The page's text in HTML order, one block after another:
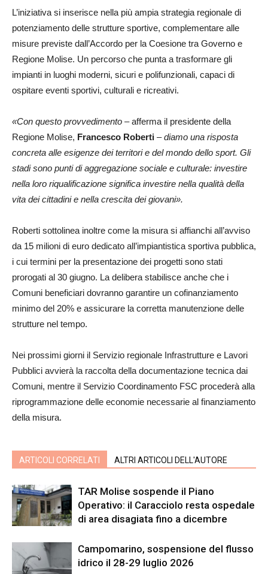
L’iniziativa si inserisce nella più ampia strategia regionale di
potenziamento delle strutture sportive, complementare alle
misure previste dall’Accordo per la Coesione tra Governo e
Regione Molise. Un percorso che punta a trasformare gli
impianti in luoghi moderni, sicuri e polifunzionali, capaci di
ospitare eventi sportivi, culturali e ricreativi.
«Con questo provvedimento –afferma il presidente della
Regione Molise, Francesco Roberti – diamo una risposta
concreta alle esigenze dei territori e del mondo dello sport. Gli
stadi sono punti di aggregazione sociale e culturale: investire
nella loro riqualificazione significa investire nella qualità della
vita dei cittadini e nella crescita dei giovani».
Roberti sottolinea inoltre come la misura si affianchi all’avviso
da 15 milioni di euro dedicato all’impiantistica sportiva pubblica,
i cui termini per la presentazione dei progetti sono stati
prorogati al 30 giugno. La delibera stabilisce anche che i
Comuni beneficiari dovranno garantire un cofinanziamento
minimo del 20% e assicurare la corretta manutenzione delle
strutture nel tempo.
Nei prossimi giorni il Servizio regionale Infrastrutture e Lavori
Pubblici avvierà la raccolta della documentazione tecnica dai
Comuni, mentre il Servizio Coordinamento FSC procederà alla
riprogrammazione delle economie necessarie al finanziamento
della misura.
ARTICOLI CORRELATI ALTRI ARTICOLI DELL'AUTORE
TAR Molise sospende il Piano
Operativo: il Caracciolo resta ospedale
di area disagiata fino a dicembre
Campomarino, sospensione del flusso
idrico il 28-29 luglio 2026